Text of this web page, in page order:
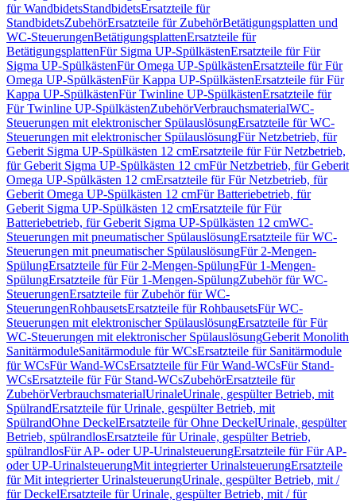
für WandbidetsStandbidetsErsatzteile für
StandbidetsZubehörErsatzteile für ZubehörBetätigungsplatten und
WC-SteuerungenBetätigungsplattenErsatzteile für
BetätigungsplattenFür Sigma UP-SpülkästenErsatzteile für Für
Sigma UP-SpülkästenFür Omega UP-SpülkästenErsatzteile für Für
Omega UP-SpülkästenFür Kappa UP-SpülkästenErsatzteile für Für
Kappa UP-SpülkästenFür Twinline UP-SpülkästenErsatzteile für
Für Twinline UP-SpülkästenZubehörVerbrauchsmaterialWC-
Steuerungen mit elektronischer SpülauslösungErsatzteile für WC-
Steuerungen mit elektronischer SpülauslösungFür Netzbetrieb, für
Geberit Sigma UP-Spülkästen 12 cmErsatzteile für Für Netzbetrieb,
für Geberit Sigma UP-Spülkästen 12 cmFür Netzbetrieb, für Geberit
Omega UP-Spülkästen 12 cmErsatzteile für Für Netzbetrieb, für
Geberit Omega UP-Spülkästen 12 cmFür Batteriebetrieb, für
Geberit Sigma UP-Spülkästen 12 cmErsatzteile für Für
Batteriebetrieb, für Geberit Sigma UP-Spülkästen 12 cmWC-
Steuerungen mit pneumatischer SpülauslösungErsatzteile für WC-
Steuerungen mit pneumatischer SpülauslösungFür 2-Mengen-
SpülungErsatzteile für Für 2-Mengen-SpülungFür 1-Mengen-
SpülungErsatzteile für Für 1-Mengen-SpülungZubehör für WC-
SteuerungenErsatzteile für Zubehör für WC-
SteuerungenRohbausetsErsatzteile für RohbausetsFür WC-
Steuerungen mit elektronischer SpülauslösungErsatzteile für Für
WC-Steuerungen mit elektronischer SpülauslösungGeberit Monolith
SanitärmoduleSanitärmodule für WCsErsatzteile für Sanitärmodule
für WCsFür Wand-WCsErsatzteile für Für Wand-WCsFür Stand-
WCsErsatzteile für Für Stand-WCsZubehörErsatzteile für
ZubehörVerbrauchsmaterialUrinaleUrinale, gespülter Betrieb, mit
SpülrandErsatzteile für Urinale, gespülter Betrieb, mit
SpülrandOhne DeckelErsatzteile für Ohne DeckelUrinale, gespülter
Betrieb, spülrandlosErsatzteile für Urinale, gespülter Betrieb,
spülrandlosFür AP- oder UP-UrinalsteuerungErsatzteile für Für AP-
oder UP-UrinalsteuerungMit integrierter UrinalsteuerungErsatzteile
für Mit integrierter UrinalsteuerungUrinale, gespülter Betrieb, mit /
für DeckelErsatzteile für Urinale, gespülter Betrieb, mit / für